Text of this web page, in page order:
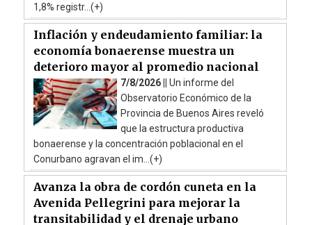
1,8% registr...(+)
Inflación y endeudamiento familiar: la
economía bonaerense muestra un
deterioro mayor al promedio nacional
7/8/2026 || Un informe del
Observatorio Económico de la
Provincia de Buenos Aires reveló
que la estructura productiva
bonaerense y la concentración poblacional en el
Conurbano agravan el im...(+)
Avanza la obra de cordón cuneta en la
Avenida Pellegrini para mejorar la
transitabilidad y el drenaje urbano